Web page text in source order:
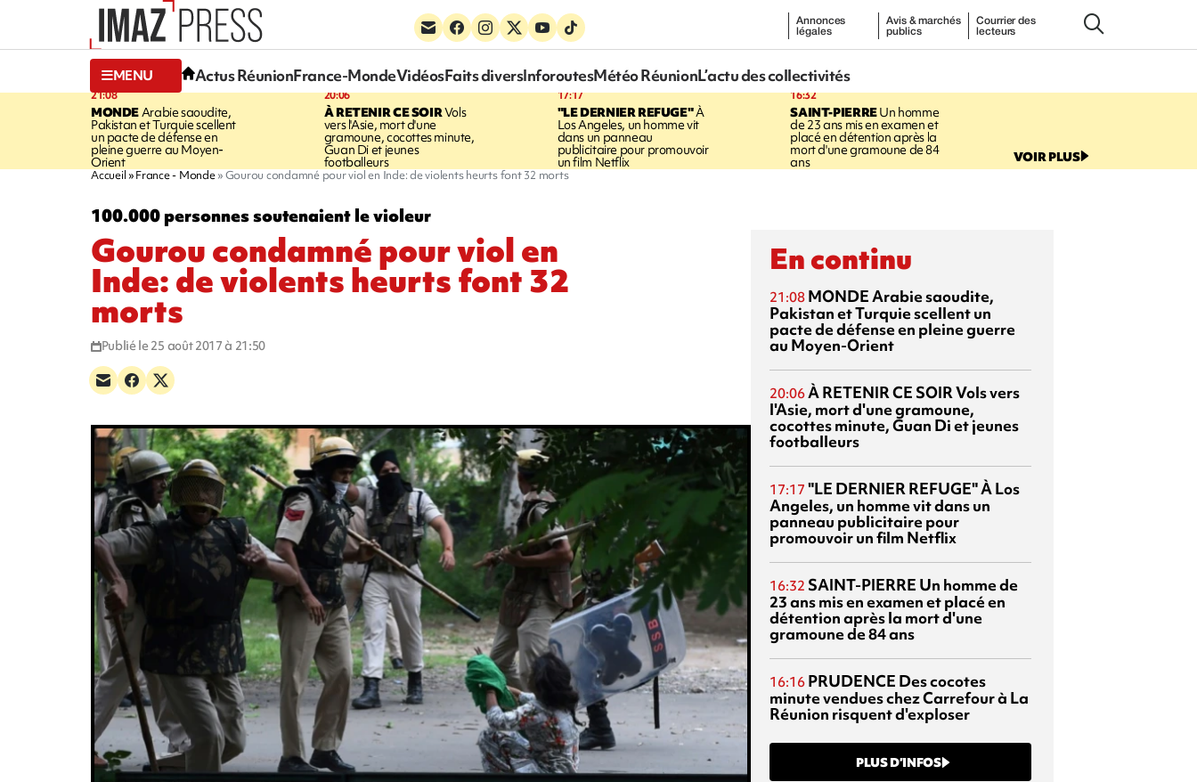
Annonces
légales
Avis & marchés
publics
Courrier des
lecteurs
MENU Actus RéunionFrance-MondeVidéosFaits diversInforoutesMétéo RéunionL’actu des collectivités
21:08
MONDE Arabie saoudite,
Pakistan et Turquie scellent
un pacte de défense en
pleine guerre au Moyen-
Orient
20:06
À RETENIR CE SOIRVols
vers l'Asie, mort d'une
gramoune, cocottes minute,
Guan Di et jeunes
footballeurs
17:17
"LE DERNIER REFUGE"À
Los Angeles, un homme vit
dans un panneau
publicitaire pour promouvoir
un film Netflix
16:32
SAINT-PIERREUn homme
de 23 ans mis en examen et
placé en détention après la
mort d'une gramoune de 84
ans VOIR PLUS
Accueil France - Monde Gourou condamné pour viol en Inde: de violents heurts font 32 morts
100.000 personnes soutenaient le violeur
Gourou condamné pour viol en
Inde: de violents heurts font 32
morts
Publié le 25 août 2017 à 21:50
En continu
21:08 MONDEArabie saoudite,
Pakistan et Turquie scellent un
pacte de défense en pleine guerre
au Moyen-Orient
20:06À RETENIR CE SOIRVols vers
l'Asie, mort d'une gramoune,
cocottes minute, Guan Di et jeunes
footballeurs
17:17 "LE DERNIER REFUGE"À Los
Angeles, un homme vit dans un
panneau publicitaire pour
promouvoir un film Netflix
16:32 SAINT-PIERRE Un homme de
23 ans mis en examen et placé en
détention après la mort d'une
gramoune de 84 ans
16:16 PRUDENCE Des cocotes
minute vendues chez Carrefour à La
Réunion risquent d'exploser
PLUS D’INFOS